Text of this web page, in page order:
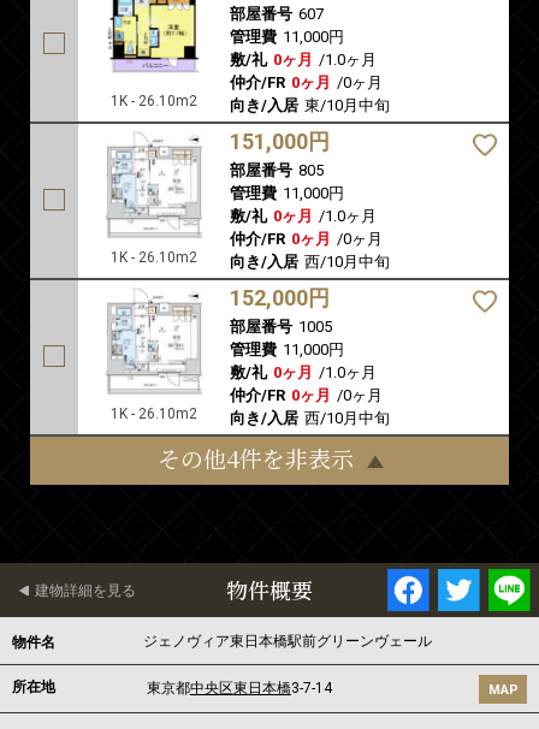
1K - 26.10m2
部屋番号 607
管理費 11,000円
敷/礼 0ヶ月 /1.0ヶ月
仲介/FR 0ヶ月 /0ヶ月
向き/入居 東/10月中旬
1K - 26.10m2
151,000円
部屋番号 805
管理費 11,000円
敷/礼 0ヶ月 /1.0ヶ月
仲介/FR 0ヶ月 /0ヶ月
向き/入居 西/10月中旬
1K - 26.10m2
152,000円
部屋番号 1005
管理費 11,000円
敷/礼 0ヶ月 /1.0ヶ月
仲介/FR 0ヶ月 /0ヶ月
向き/入居 西/10月中旬
その他4件を非表示
物件概要
建物詳細を見る
物件名 ジェノヴィア東日本橋駅前グリーンヴェール
所在地 東京都中央区東日本橋3-7-14 MAP